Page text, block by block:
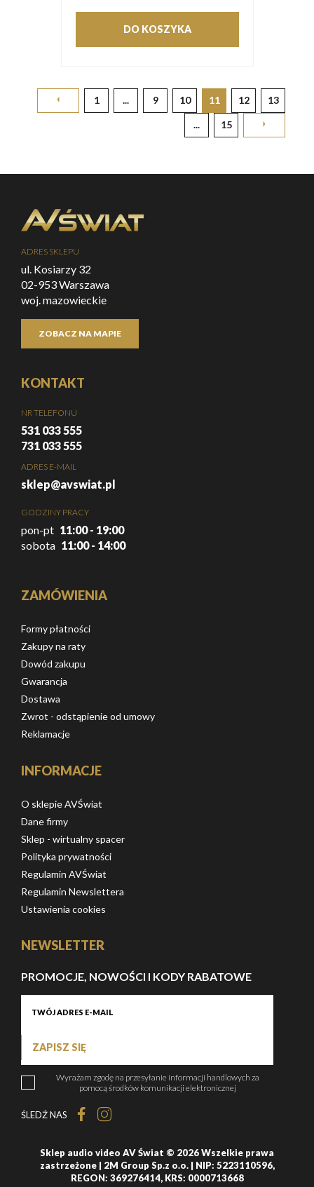
DO KOSZYKA
1 ... 9 10 11 12 13
... 15
ADRES SKLEPU
ul. Kosiarzy 32
02-953 Warszawa
woj. mazowieckie
ZOBACZ NA MAPIE
KONTAKT
NR TELEFONU
531 033 555
731 033 555
ADRES E-MAIL
sklep@avswiat.pl
GODZINY PRACY
pon-pt 11:00 - 19:00
sobota 11:00 - 14:00
ZAMÓWIENIA
Formy płatności
Zakupy na raty
Dowód zakupu
Gwarancja
Dostawa
Zwrot - odstąpienie od umowy
Reklamacje
INFORMACJE
O sklepie AVŚwiat
Dane firmy
Sklep - wirtualny spacer
Polityka prywatności
Regulamin AVŚwiat
Regulamin Newslettera
Ustawienia cookies
NEWSLETTER
PROMOCJE, NOWOŚCI I KODY RABATOWE
ZAPISZ SIĘ
Wyrażam zgodę na przesyłanie informacji handlowych za
pomocą środków komunikacji elektronicznej
ŚLEDŹ NAS
Sklep audio video AV Świat © 2026 Wszelkie prawa
zastrzeżone | 2M Group Sp.z o.o. | NIP: 5223110596,
REGON: 369276414, KRS: 0000713668